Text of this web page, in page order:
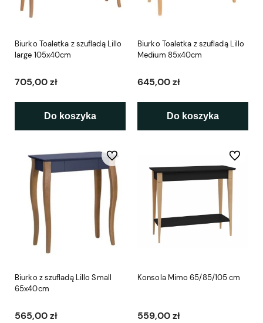
Biurko Toaletka z szufladą Lillo
large 105x40cm
705,00 zł
Do koszyka
Biurko Toaletka z szufladą Lillo
Medium 85x40cm
645,00 zł
Do koszyka
Biurko z szufladą Lillo Small
65x40cm
565,00 zł
Do ulubionych
Konsola Mimo 65/85/105 cm
559,00 zł
Do